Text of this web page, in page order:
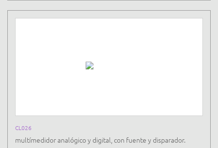
CL026
multímedidor analógico y digital, con fuente y disparador.